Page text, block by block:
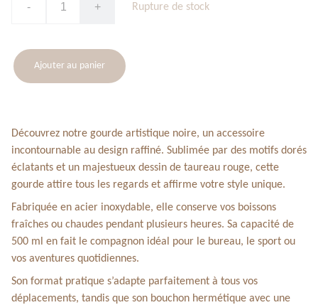
- + Rupture de stock
Ajouter au panier
Découvrez notre gourde artistique noire, un accessoire
incontournable au design raffiné. Sublimée par des motifs dorés
éclatants et un majestueux dessin de taureau rouge, cette
gourde attire tous les regards et affirme votre style unique.
Fabriquée en acier inoxydable, elle conserve vos boissons
fraîches ou chaudes pendant plusieurs heures. Sa capacité de
500 ml en fait le compagnon idéal pour le bureau, le sport ou
vos aventures quotidiennes.
Son format pratique s’adapte parfaitement à tous vos
déplacements, tandis que son bouchon hermétique avec une